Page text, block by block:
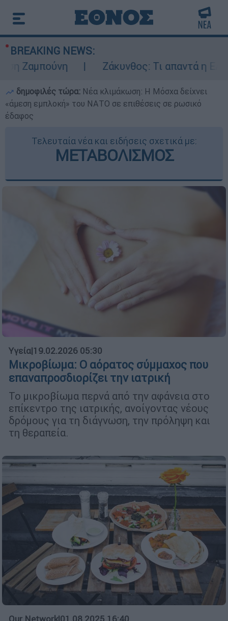
BREAKING NEWS:
Ζάκυνθος: Τι απαντά η ΕΛΑΣ για
δημοφιλές τώρα: Νέα κλιμάκωση: Η Μόσχα δείχνει
«άμεση εμπλοκή» του ΝΑΤΟ σε επιθέσεις σε ρωσικό
έδαφος
Τελευταία νέα και ειδήσεις σχετικά με:
ΜΕΤΑΒΟΛΙΣΜΟΣ
Υγεία|19.02.2026 05:30
Μικροβίωμα: Ο αόρατος σύμμαχος που
επαναπροσδιορίζει την ιατρική
Το μικροβίωμα περνά από την αφάνεια στο
επίκεντρο της ιατρικής, ανοίγοντας νέους
δρόμους για τη διάγνωση, την πρόληψη και
τη θεραπεία.